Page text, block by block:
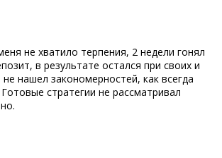
не хватило терпения, 2 недели гонял
в результате остался при своих и
нашел закономерностей, как всегда
стратегии не рассматривал